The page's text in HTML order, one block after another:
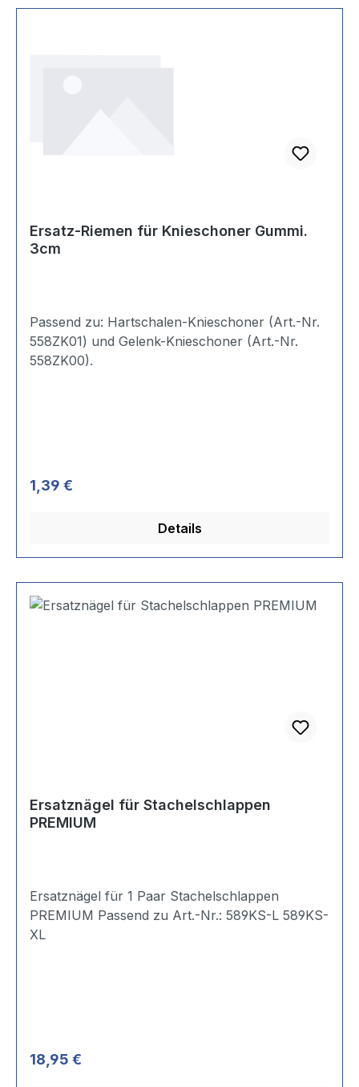
Ersatz-Riemen für Knieschoner Gummi.
3cm
Passend zu: Hartschalen-Knieschoner (Art.-Nr.
558ZK01) und Gelenk-Knieschoner (Art.-Nr.
Regulärer Preis:
1,39 €
Details
Ersatznägel für Stachelschlappen
PREMIUM
Ersatznägel für 1 Paar Stachelschlappen
PREMIUM Passend zu Art.-Nr.: 589KS-L 589KS-
Regulärer Preis:
18,95 €